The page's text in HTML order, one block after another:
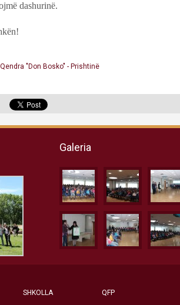
dashurinë.
Qendra "Don Bosko" - Prishtinë
Galeria
SHKOLLA QFP